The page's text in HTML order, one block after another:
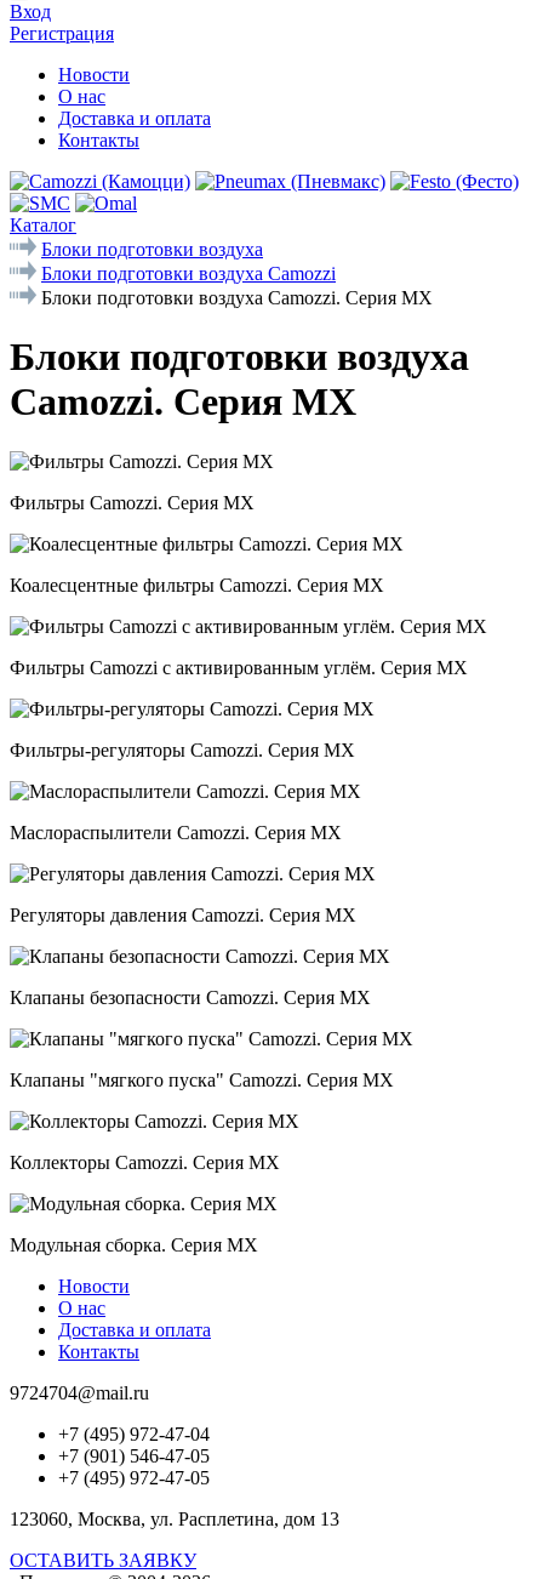
Вход
Регистрация
Новости
О нас
Доставка и оплата
Контакты
Каталог
Блоки подготовки воздуха
Блоки подготовки воздуха Camozzi
Блоки подготовки воздуха Camozzi. Серия МX
Блоки подготовки воздуха
Camozzi. Серия МX
Фильтры Camozzi. Серия MX
Коалесцентные фильтры Camozzi. Серия MX
Фильтры Camozzi с активированным углём. Серия МХ
Фильтры-регуляторы Camozzi. Cерия MX
Маслораспылители Camozzi. Серия MX
Регуляторы давления Camozzi. Серия MX
Клапаны безопасности Camozzi. Серия MX
Клапаны "мягкого пуска" Camozzi. Серия MX
Коллекторы Camozzi. Серия MX
Модульная сборка. Серия MX
Новости
О нас
Доставка и оплата
Контакты
9724704@mail.ru
+7 (495) 972-47-04
+7 (901) 546-47-05
+7 (495) 972-47-05
123060, Москва, ул. Расплетина, дом 13
ОСТАВИТЬ ЗАЯВКУ